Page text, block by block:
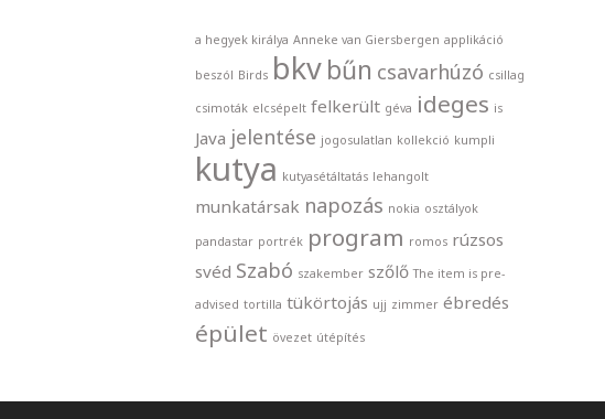
a hegyek királya Anneke van Giersbergen applikáció
beszól Birds bkvbűn csavarhúzó csillag
csimoták elcsépelt felkerült géva ideges is
Java jelentése jogosulatlan kollekció kumpli
kutya kutyasétáltatás lehangolt
munkatársak napozás nokia osztályok
pandastar portrék program romos rúzsos
svéd Szabó szakember szőlő The item is pre-
advised tortilla tükörtojás ujj zimmer ébredés
épület övezet útépítés